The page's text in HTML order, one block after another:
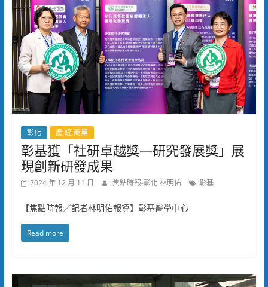
彰化 產.經.商業
彰基獲「社研卓越獎—研究發展獎」展
現創新研發成果
2024 年 12 月 11 日 焦點時報-彰化 林明佑 彰基
【焦點時報／記者林明佑報導】彰基醫學中心
Read more